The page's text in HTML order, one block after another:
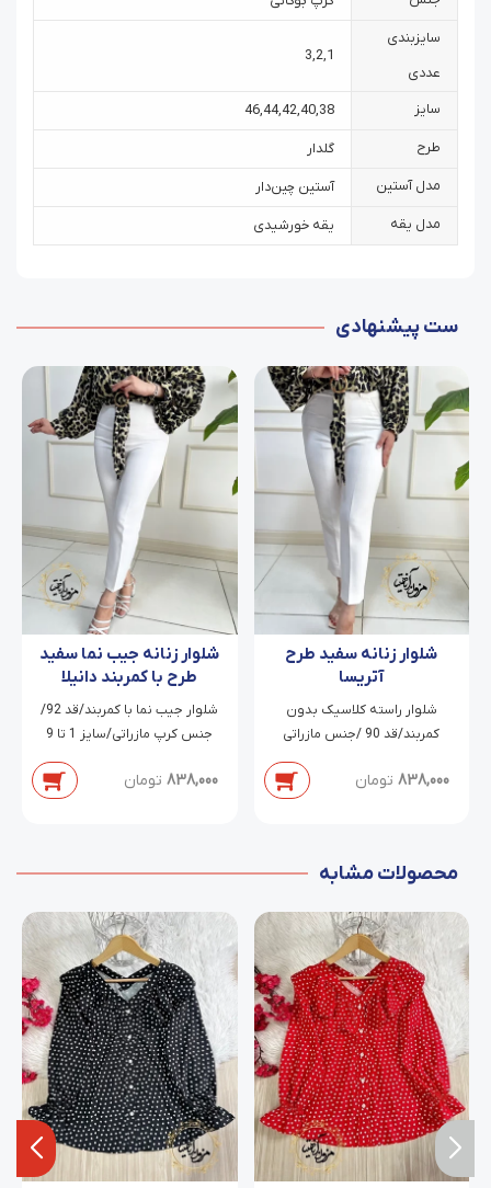
سایزبندی
عددی
1
,
2
,
3
سایز 38
,
40
,
42
,
44
,
46
طرح گلدار
مدل آستین آستین چین‌دار
مدل یقه یقه خورشیدی
ست پیشنهادی
شلوار زنانه سفید طرح
آتریسا
شلوار راسته کلاسیک بدون
کمربند/قد 90 /جنس مازراتی
838,000 تومان
شلوار زنانه جیب نما سفید
طرح با کمربند دانیلا
شلوار جیب نما با کمربند/قد 92/
جنس کرپ مازراتی/سایز 1 تا 9
838,000 تومان
محصولات مشابه